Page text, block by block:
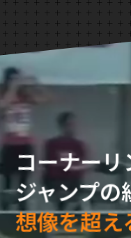
コーナー
ジャンプの
想像を超